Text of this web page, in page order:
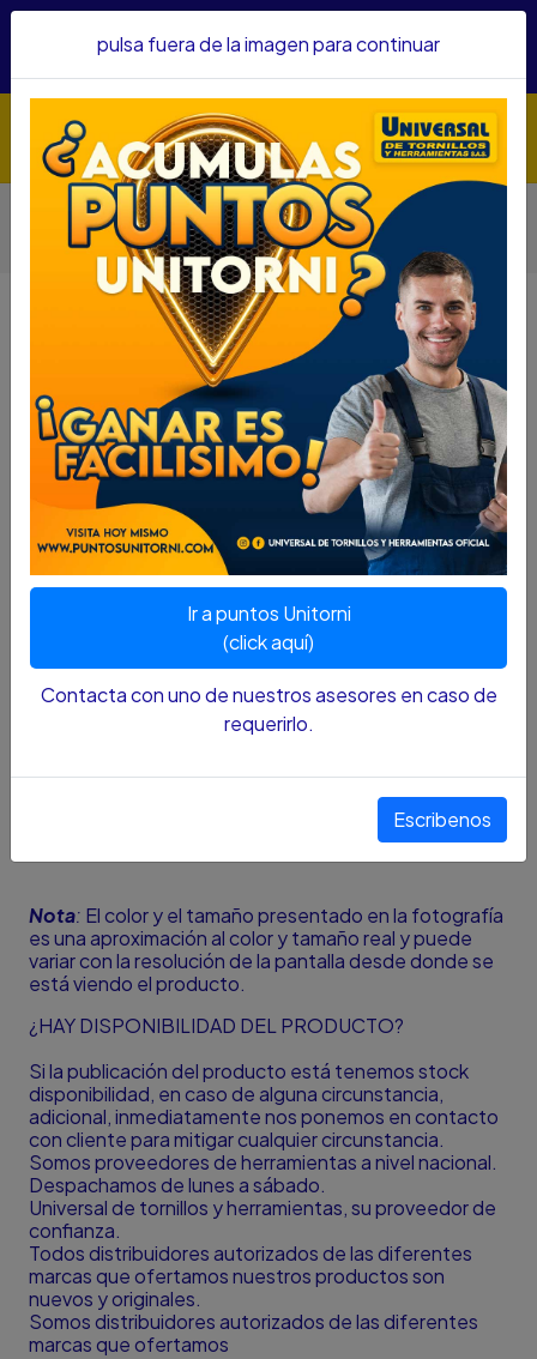
confianza&nbsp;Recibe un KIT PARRILLERO por compras
Herramientas
Accesorios Para Herramientas
Copas
COPA IMPACTO FORCE CUAD 1PUL 3 1/16 REF4853.1.16
COPA IMPACTO FORCE CUAD 1PUL 3
1/16 REF4853.1.16
DESCRIPCIÓN
COPA IMPACTO FORCE CUAD 1PUL 3 1/16
REF4853.1.16
SKU....48615784
DESCRIPCIÓN...
ESPECIFICACIONES
Largo 95mm
Aplicación Uso En Herramientas De Impacto
Nota: El color y el tamaño presentado en la fotografía
es una aproximación al color y tamaño real y puede
variar con la resolución de la pantalla desde donde se
está viendo el producto.
¿HAY DISPONIBILIDAD DEL PRODUCTO?
Si la publicación del producto está tenemos stock
disponibilidad, en caso de alguna circunstancia,
adicional, inmediatamente nos ponemos en contacto
con cliente para mitigar cualquier circunstancia.
Somos proveedores de herramientas a nivel nacional.
Despachamos de lunes a sábado.
Universal de tornillos y herramientas, su proveedor de
confianza.
Todos distribuidores autorizados de las diferentes
marcas que ofertamos nuestros productos son
nuevos y originales.
Somos distribuidores autorizados de las diferentes
marcas que ofertamos
pulsa fuera de la imagen para continuar
Ir a puntos Unitorni
(click aquí)
Contacta con uno de nuestros asesores en caso de
requerirlo.
Escribenos